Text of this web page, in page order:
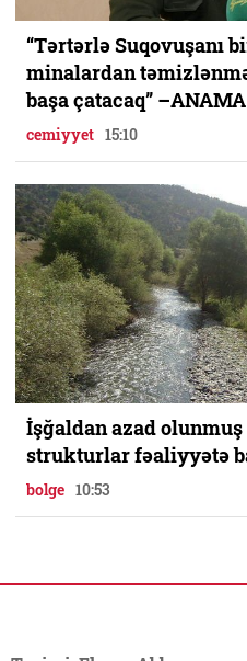
“Tərtərlə Suqovuşanı
minalardan
başa çatacaq” –ANAMA
cemiyyet 15:10
İşğaldan azad
strukturlar fəaliyyətə
bolge 10:53